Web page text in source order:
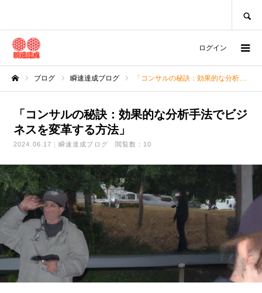
ログイン
ブログ 瞬速達成ブログ 「コンサルの秘訣：効果的な分析手法でビジネスを変革する方法」
「コンサルの秘訣：効果的な分析手法でビジ
ネスを変革する方法」
2024.06.17 瞬速達成ブログ 閲覧数：10